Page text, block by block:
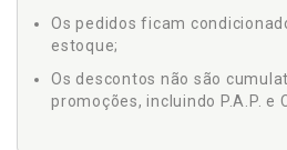
Os pedidos ficam
estoque;
Os descontos não são
promoções, incluindo P.A.P. e